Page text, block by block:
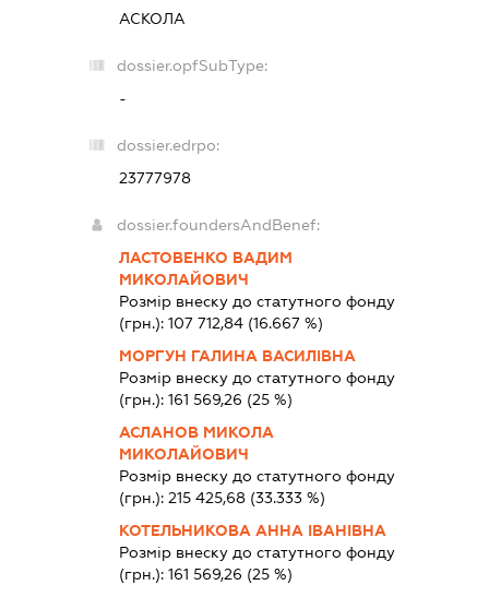
АСКОЛА
dossier.opfSubType:
-
dossier.edrpo:
23777978
dossier.foundersAndBenef:
ЛАСТОВЕНКО ВАДИМ
МИКОЛАЙОВИЧ
Розмір внеску до статутного фонду
(грн.):107 712,84 (16.667 %)
МОРГУН ГАЛИНА ВАСИЛІВНА
Розмір внеску до статутного фонду
(грн.):161 569,26 (25 %)
АСЛАНОВ МИКОЛА
МИКОЛАЙОВИЧ
Розмір внеску до статутного фонду
(грн.):215 425,68 (33.333 %)
КОТЕЛЬНИКОВА АННА ІВАНІВНА
Розмір внеску до статутного фонду
(грн.):161 569,26 (25 %)